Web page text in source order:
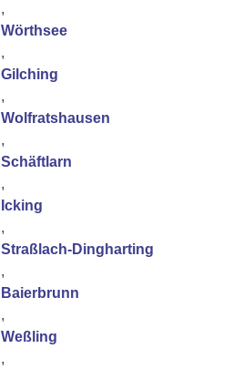
,
Wörthsee
,
Gilching
,
Wolfratshausen
,
Schäftlarn
,
Icking
,
Straßlach-Dingharting
,
Baierbrunn
,
Weßling
,